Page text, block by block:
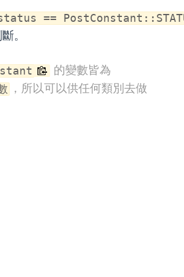
==
。
的變數皆為
，所以可以供任何類別去做